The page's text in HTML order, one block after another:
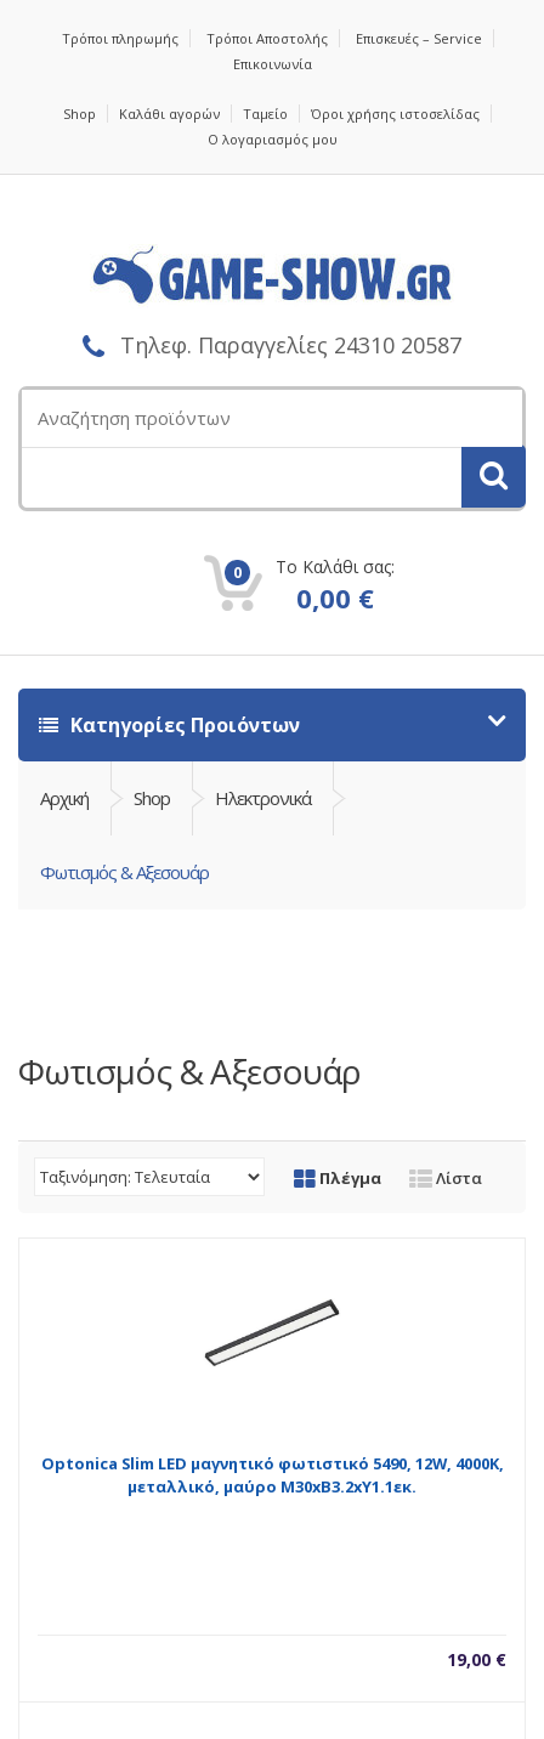
Τρόποι πληρωμής Τρόποι Αποστολής
Επισκευές – Service
Επικοινωνία
Shop Καλάθι αγορών Ταμείο
Όροι χρήσης ιστοσελίδας
Ο λογαριασμός μου
Τηλεφ. Παραγγελίες 24310 20587
για:
0 Το Καλάθι σας:
0,00 €
Κατηγορίες Προιόντων
Αρχική Shop Ηλεκτρονικά
Φωτισμός & Αξεσουάρ
Φωτισμός & Αξεσουάρ
Πλέγμα Λίστα
Optonica Slim LED μαγνητικό φωτιστικό 5490, 12W, 4000K,
μεταλλικό, μαύρο Μ30xΒ3.2xΥ1.1εκ.
19,00 €